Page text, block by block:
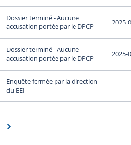
Dossier terminé - Aucune
accusation portée par le DPCP
2025-
Dossier terminé - Aucune
accusation portée par le DPCP
2025-
Enquête fermée par la direction
du BEI